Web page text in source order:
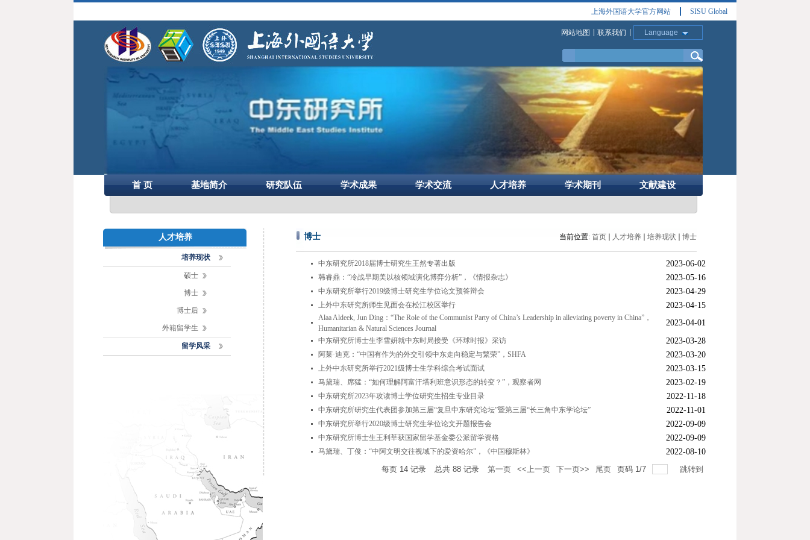
上海外国语大学官方网站 SISU Global
网站地图 联系我们 Language
首 页 基地简介 研究队伍 学术成果 学术交流 人才培养 学术期刊 文献建设
人才培养
培养现状
硕士
博士
博士后
外籍留学生
留学风采
博士 当前位置: 首页 人才培养 培养现状 博士
中东研究所2018届博士研究生王然专著出版 2023-06-02
韩睿鼎：“冷战早期美以核领域演化博弈分析”，《情报杂志》 2023-05-16
中东研究所举行2019级博士研究生学位论文预答辩会 2023-04-29
上外中东研究所师生见面会在松江校区举行 2023-04-15
Alaa Aldeek, Jun Ding：“The Role of the Communist Party of China’s Leadership in alleviating poverty in China”，
Humanitarian & Natural Sciences Journal
2023-04-01
中东研究所博士生李雪妍就中东时局接受《环球时报》采访 2023-03-28
阿莱·迪克：“中国有作为的外交引领中东走向稳定与繁荣”，SHFA 2023-03-20
上外中东研究所举行2021级博士生学科综合考试面试 2023-03-15
马黛瑞、席猛：“如何理解阿富汗塔利班意识形态的转变？”，观察者网 2023-02-19
中东研究所2023年攻读博士学位研究生招生专业目录 2022-11-18
中东研究所研究生代表团参加第三届“复旦中东研究论坛”暨第三届“长三角中东学论坛” 2022-11-01
中东研究所举行2020级博士研究生学位论文开题报告会 2022-09-09
中东研究所博士生王利莘获国家留学基金委公派留学资格 2022-09-09
马黛瑞、丁俊：“中阿文明交往视域下的爱资哈尔”，《中国穆斯林》
2022-08-10
每页 14 记录 总共 88 记录 第一页 <<上一页 下一页>> 尾页 页码 1/7 跳转到